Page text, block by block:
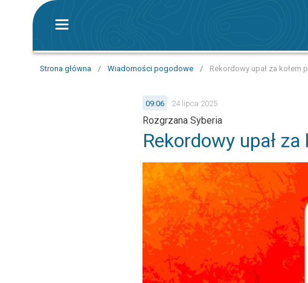
Strona główna / Wiadomości pogodowe / Rekordowy upał za kołem
09:06 24 lipca 2025
Rozgrzana Syberia
Rekordowy upał